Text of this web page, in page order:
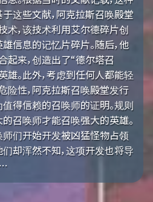
这些文献，阿克拉斯召唤殿堂
术，该技术利用艾尔德碎片创
信息的记忆片碎片。随后，他
起来，创造出了“德尔塔召
雄。此外，考虑到任何人都能轻
险性，阿克拉斯召唤殿堂发行
值得信赖的召唤师的证明。规则
召唤师才能召唤强大的英雄。
师们开始开发被凶猛怪物占领
却浑然不知，这项开发也将导